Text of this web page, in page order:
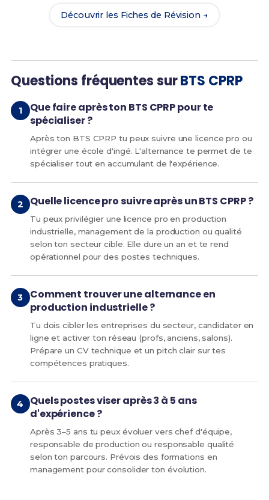
Découvrir les Fiches de Révision →
Questions fréquentes surBTS CPRP
Que faire après ton BTS CPRP pour te
spécialiser ?
Après ton BTS CPRP tu peux suivre une licence pro ou
intégrer une école d'ingé. L'alternance te permet de te
spécialiser tout en accumulant de l'expérience.
Quelle licence pro suivre après un BTS CPRP ?
Tu peux privilégier une licence pro en production
industrielle, management de la production ou qualité
selon ton secteur cible. Elle dure un an et te rend
opérationnel pour des postes techniques.
Comment trouver une alternance en
production industrielle ?
Tu dois cibler les entreprises du secteur, candidater en
ligne et activer ton réseau (profs, anciens, salons).
Prépare un CV technique et un pitch clair sur tes
compétences pratiques.
Quels postes viser après 3 à 5 ans
d'expérience ?
Après 3–5 ans tu peux évoluer vers chef d'équipe,
responsable de production ou responsable qualité
selon ton parcours. Prévois des formations en
management pour consolider ton évolution.